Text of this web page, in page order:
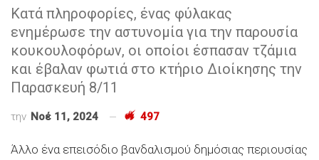
Κατά πληροφορίες, ένας φύλακας
ενημέρωσε την αστυνομία για την παρουσία
κουκουλοφόρων, οι οποίοι έσπασαν τζάμια
και έβαλαν φωτιά στο κτήριο Διοίκησης την
Παρασκευή 8/11
την Νοέ 11, 2024 497
Άλλο ένα επεισόδιο βανδαλισμού δημόσιας περιουσίας